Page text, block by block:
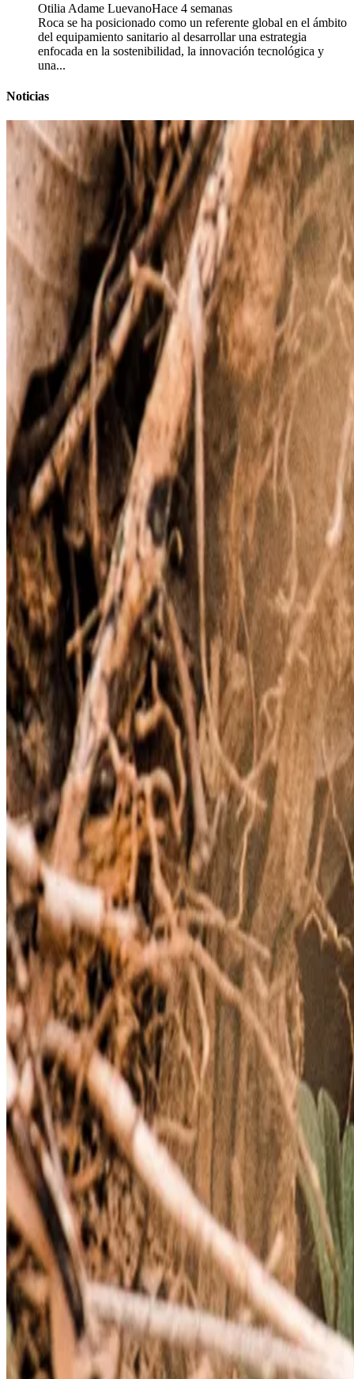
Otilia Adame LuevanoHace 4 semanas
Roca se ha posicionado como un referente global en el ámbito
del equipamiento sanitario al desarrollar una estrategia
enfocada en la sostenibilidad, la innovación tecnológica y
una...
Noticias